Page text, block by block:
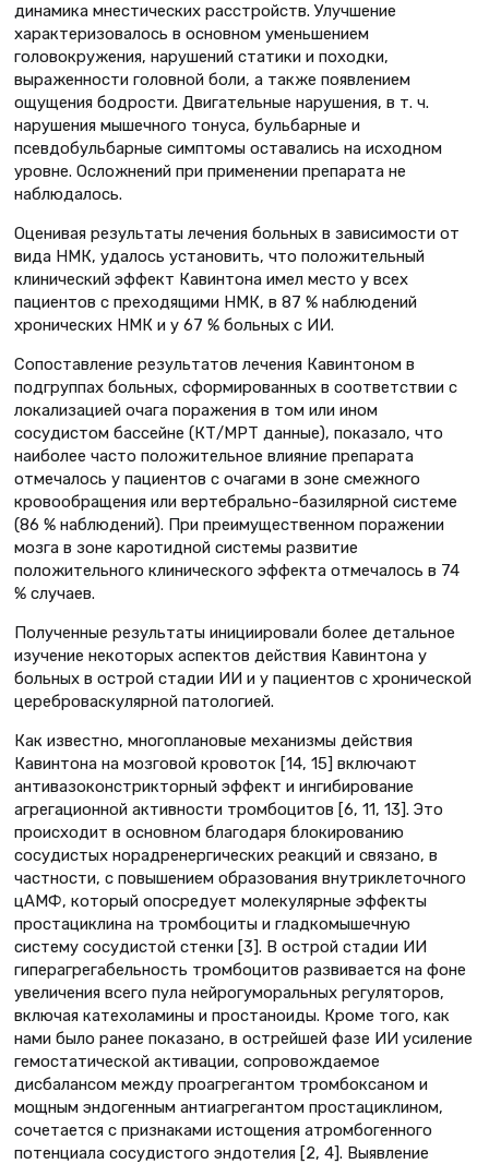
динамика мнестических расстройств. Улучшение
характеризовалось в основном уменьшением
головокружения, нарушений статики и походки,
выраженности головной боли, а также появлением
ощущения бодрости. Двигательные нарушения, в т. ч.
нарушения мышечного тонуса, бульбарные и
псевдобульбарные симптомы оставались на исходном
уровне. Осложнений при применении препарата не
наблюдалось.
Оценивая результаты лечения больных в зависимости от
вида НМК, удалось установить, что положительный
клинический эффект Кавинтона имел место у всех
пациентов с преходящими НМК, в 87 % наблюдений
хронических НМК и у 67 % больных с ИИ.
Сопоставление результатов лечения Кавинтоном в
подгруппах больных, сформированных в соответствии с
локализацией очага поражения в том или ином
сосудистом бассейне (КТ/МРТ данные), показало, что
наиболее часто положительное влияние препарата
отмечалось у пациентов с очагами в зоне смежного
кровообращения или вертебрально-базилярной системе
(86 % наблюдений). При преимущественном поражении
мозга в зоне каротидной системы развитие
положительного клинического эффекта отмечалось в 74
% случаев.
Полученные результаты инициировали более детальное
изучение некоторых аспектов действия Кавинтона у
больных в острой стадии ИИ и у пациентов с хронической
цереброваскулярной патологией.
Как известно, многоплановые механизмы действия
Кавинтона на мозговой кровоток [14, 15] включают
антивазоконстрикторный эффект и ингибирование
агрегационной активности тромбоцитов [6, 11, 13]. Это
происходит в основном благодаря блокированию
сосудистых норадренергических реакций и связано, в
частности, с повышением образования внутриклеточного
цАМФ, который опосредует молекулярные эффекты
простациклина на тромбоциты и гладкомышечную
систему сосудистой стенки [3]. В острой стадии ИИ
гиперагрегабельность тромбоцитов развивается на фоне
увеличения всего пула нейрогуморальных регуляторов,
включая катехоламины и простаноиды. Кроме того, как
нами было ранее показано, в острейшей фазе ИИ усиление
гемостатической активации, сопровождаемое
дисбалансом между проагрегантом тромбоксаном и
мощным эндогенным антиагрегантом простациклином,
сочетается с признаками истощения атромбогенного
потенциала сосудистого эндотелия [2, 4]. Выявление